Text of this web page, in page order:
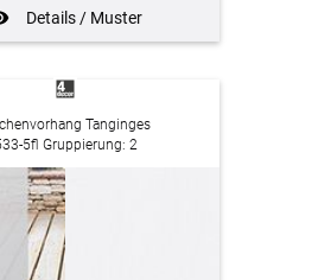
Details / Muster
Tanginges
5fl Gruppierung: 2